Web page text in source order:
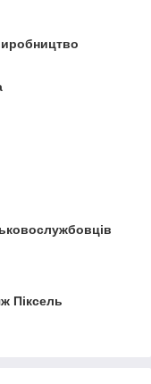
Піксель